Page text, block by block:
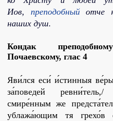
Иов,
преподобный
отче
наших душ.
Кондак
Почаевскому, глас 4
Яви́лся еси́ и́стинныя
за́поведей
смире́нным же
ублажа́ющим тя грехо́в